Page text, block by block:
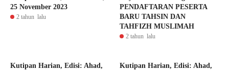
25 November 2023
2 tahun lalu
PENDAFTARAN PESERTA
BARU TAHSIN DAN
TAHFIZH MUSLIMAH
2 tahun lalu
Kutipan Harian, Edisi: Ahad,
Kutipan Harian, Edisi: Ahad,